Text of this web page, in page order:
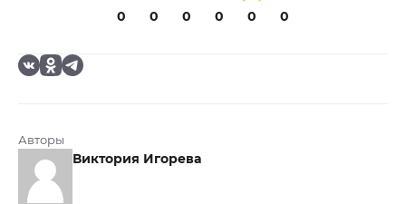
0 0 0 0 0 0
Авторы
Виктория Игорева